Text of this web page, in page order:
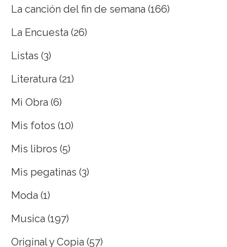
La canción del fin de semana (166)
La Encuesta (26)
Listas (3)
Literatura (21)
Mi Obra (6)
Mis fotos (10)
Mis libros (5)
Mis pegatinas (3)
Moda (1)
Musica (197)
Original y Copia (57)